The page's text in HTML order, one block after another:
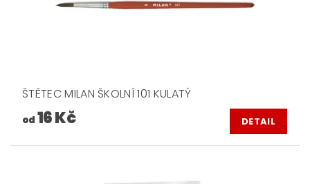
ŠTĚTEC MILAN ŠKOLNÍ 101 KULATÝ
od 16 Kč DETAIL